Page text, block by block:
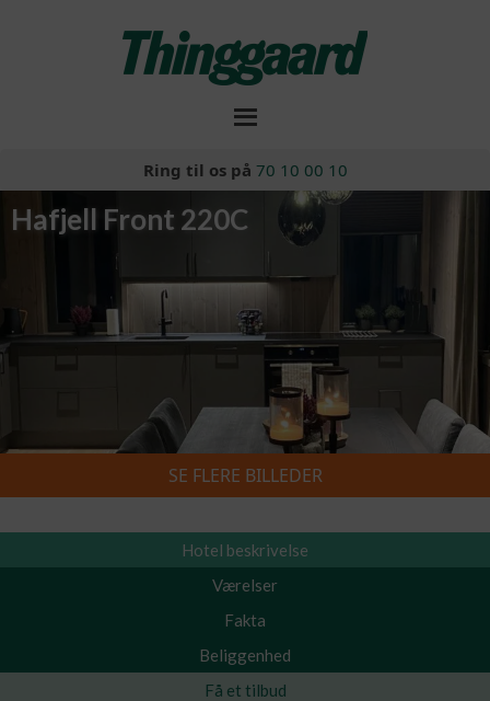
Ring til os på 70 10 00 10
Hafjell Front 220C
SE FLERE BILLEDER
Hafjell Front 220C
Hotel beskrivelse
Værelser
Fakta
Beliggenhed
Få et tilbud